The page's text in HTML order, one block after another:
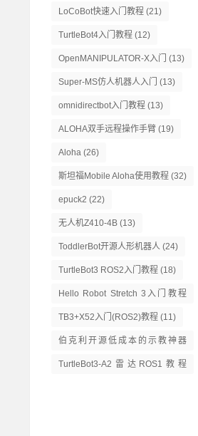
LoCoBot快速入门教程 (21)
TurtleBot4入门教程 (12)
OpenMANIPULATOR-X入门 (13)
Super-MS仿人机器人入门 (13)
omnidirectbot入门教程 (13)
ALOHA双手远程操作手臂 (19)
Aloha (26)
斯坦福Mobile Aloha使用教程 (32)
epuck2 (22)
无人机Z410-4B (13)
ToddlerBot开源人形机器人 (24)
TurtleBot3 ROS2入门教程 (18)
Hello Robot Stretch 3入门教程
(14)
TB3+X52入门(ROS2)教程 (11)
伯克利开源低成本的示教神器
GELLO(13)
TurtleBot3-A2雷达ROS1教程